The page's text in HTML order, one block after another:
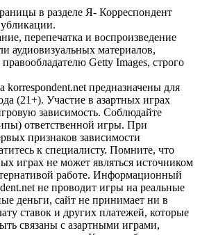
в разделе Я- Корреспондент
перепечатка и воспроизведение
аудиовизуальных материалов,
Getty Images, строго
korrespondent.net предназначены для
(21+). Участие в азартных играх
зависимость. Соблюдайте
ответственной игры. При
признаков зависимости
к специалисту. Помните, что
играх не может являться источником
работе. Информационный
не проводит игры на реальные
деньги, сайт не принимает ни в
ставок и других платежей, которые
связаны с азартными играми,